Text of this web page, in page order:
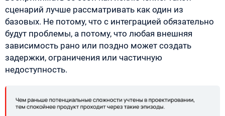
сценарий лучше рассматривать как один из
базовых. Не потому, что с интеграцией обязательно
будут проблемы, а потому, что любая внешняя
зависимость рано или поздно может создать
задержки, ограничения или частичную
недоступность.